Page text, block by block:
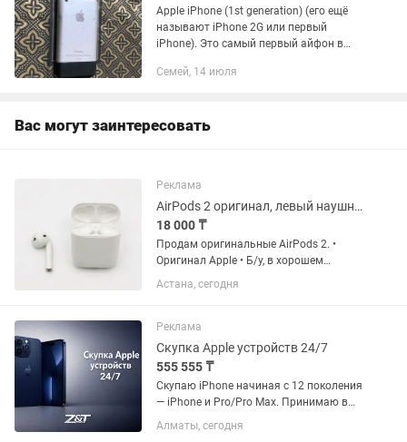
Apple iPhone (1st generation) (его ещё
называют iPhone 2G или первый
iPhone). Это самый первый айфон в
коллекционеров. Для любителей apple
Семей, 14 июля
Вас могут заинтересовать
Реклама
AirPods 2 оригинал, левый наушник и кейс
18 000 ₸
Продам оригинальные AirPods 2. •
Оригинал Apple • Б/у, в хорошем
состоянии • Левый наушник +
оригинальный зарядный кейс •
Всё работает исправно Отлично
подойдет...
Астана, сегодня
Реклама
Скупка Apple устройств 24/7
555 555 ₸
Скупаю iPhone начиная с 12 поколения
— iPhone и Pro/Pro Max. Принимаю в
любом состоянии: •Рабочие и
полностью исправные •С разбитым
Алматы, сегодня